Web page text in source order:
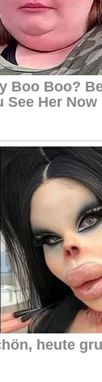
Weitergabe deiner
Margarine
schaumig
Backpulver
Butter-
ein glatter
und
Teig in
für 3 bis 4